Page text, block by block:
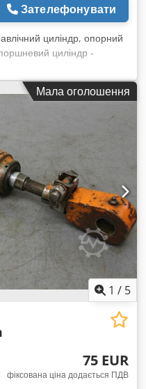
Зателефонувати
циліндр, опорний
циліндр -
- Діаметр штока поршня:
штока поршня: Ø
мм - Кількість: 2 шт.
одиницю - Габаритні
кг
Мала оголошення
1 / 5
75 EUR
фіксована ціна додається ПДВ